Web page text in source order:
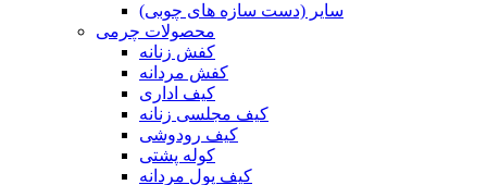
سایر (دست سازه های چوبی)
محصولات چرمی
کفش زنانه
کفش مردانه
کیف اداری
کیف مجلسی زنانه
کیف رودوشی
کوله پشتی
کیف پول مردانه